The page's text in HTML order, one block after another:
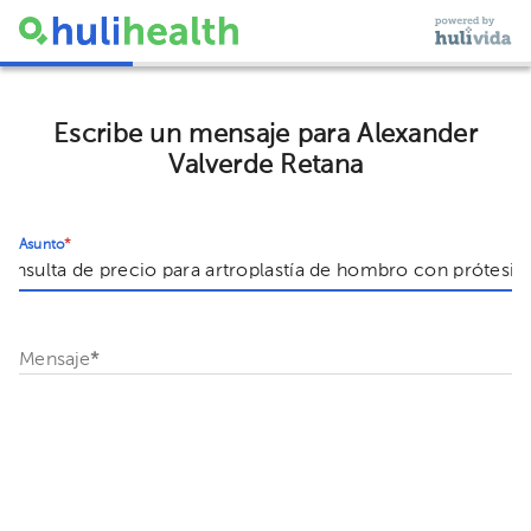
Escribe un mensaje para Alexander
Valverde Retana
Asunto*
Mensaje*